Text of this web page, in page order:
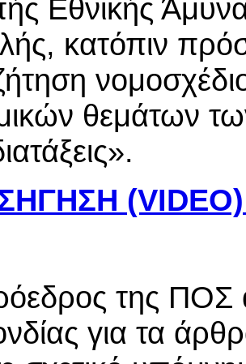
Εθνικής
κατόπιν
θεμάτων
της ΠΟΣ
για τα